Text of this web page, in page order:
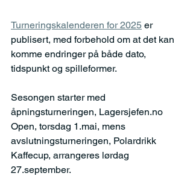
Turneringskalenderen for 2025 er
publisert, med forbehold om at det kan
komme endringer på både dato,
tidspunkt og spilleformer.
Sesongen starter med
åpningsturneringen, Lagersjefen.no
Open, torsdag 1.mai, mens
avslutningsturneringen, Polardrikk
Kaffecup, arrangeres lørdag
27.september.